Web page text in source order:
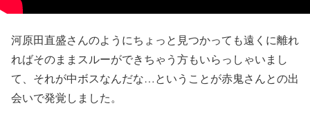
河原田直盛さんのようにちょっと見つかっても遠くに離れ
ればそのままスルーができちゃう方もいらっしゃいまし
て、それが中ボスなんだな…ということが赤鬼さんとの出
会いで発覚しました。